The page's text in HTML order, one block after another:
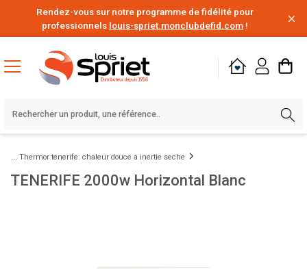
Rendez-vous sur notre programme de fidélité pour
professionnels louis-spriet.monclubdefid.com !
Thermor tenerife: chaleur douce a inertie seche
TENERIFE 2000w Horizontal Blanc